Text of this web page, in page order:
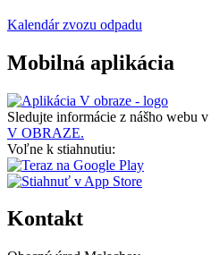
Kalendár zvozu odpadu
Mobilná aplikácia
Sledujte informácie z nášho webu v
V OBRAZE.
Voľne k stiahnutiu:
Kontakt